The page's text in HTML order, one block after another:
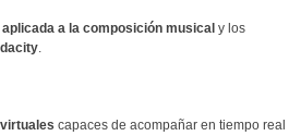
a la composición musical y los
.
capaces de acompañar en tiempo real